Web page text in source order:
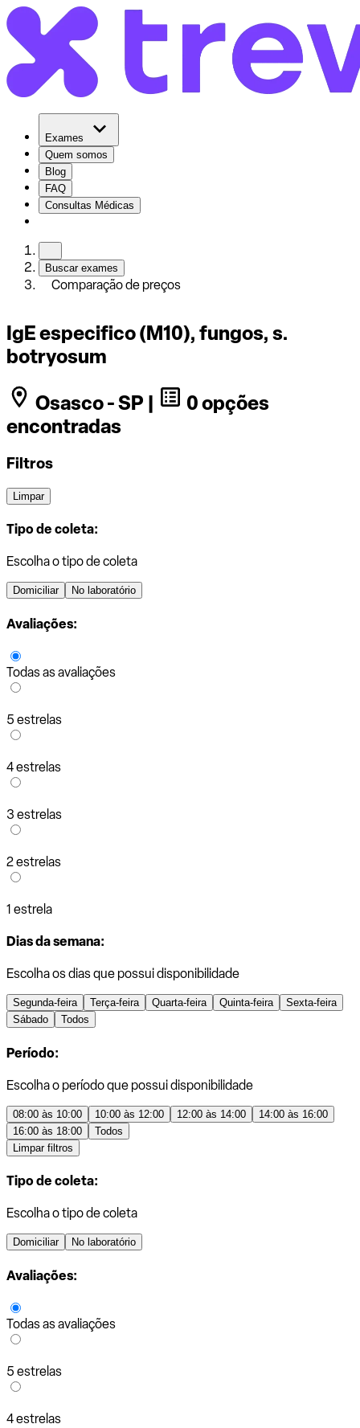
Exames
Quem somos
Blog
FAQ
Consultas Médicas
Buscar exames
Comparação de preços
IgE especifico (M10), fungos, s.
botryosum
Osasco - SP |
0 opções
encontradas
Filtros
Limpar
Tipo de coleta:
Escolha o tipo de coleta
Domiciliar No laboratório
Avaliações:
Todas as avaliações
5 estrelas
4 estrelas
3 estrelas
2 estrelas
1 estrela
Dias da semana:
Escolha os dias que possui disponibilidade
Segunda-feira Terça-feira Quarta-feira Quinta-feira
Sexta-feira
Sábado
Todos
Período:
Escolha o período que possui disponibilidade
08:00 às 10:00 10:00 às 12:00 12:00 às 14:00
14:00 às 16:00
16:00 às 18:00
Todos
Limpar filtros
Tipo de coleta:
Escolha o tipo de coleta
Domiciliar No laboratório
Avaliações:
Todas as avaliações
5 estrelas
4 estrelas